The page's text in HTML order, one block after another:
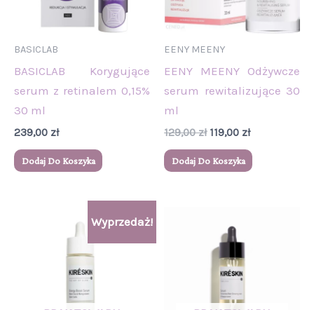
BASICLAB
BASICLAB Korygujące
serum z retinalem 0,15%
30 ml
239,00 zł
Dodaj Do Koszyka
EENY MEENY
EENY MEENY Odżywcze
serum rewitalizujące 30
ml
129,00zł 119,00 zł
Dodaj Do Koszyka
Wyprzedaż!
cena
wynosiła:
131,00 zł.
cena